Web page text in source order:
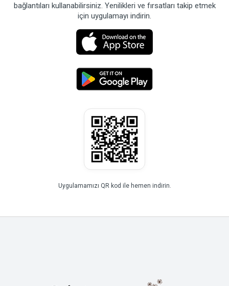
bağlantıları kullanabilirsiniz. Yenilikleri ve fırsatları takip etmek
için uygulamayı indirin.
Uygulamamızı QR kod ile hemen indirin.